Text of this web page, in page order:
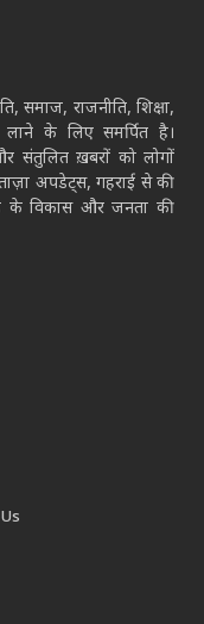
समाज, राजनीति, शिक्षा,
के लिए समर्पित है।
संतुलित ख़बरों को लोगों
अपडेट्स, गहराई से की
के विकास और जनता की